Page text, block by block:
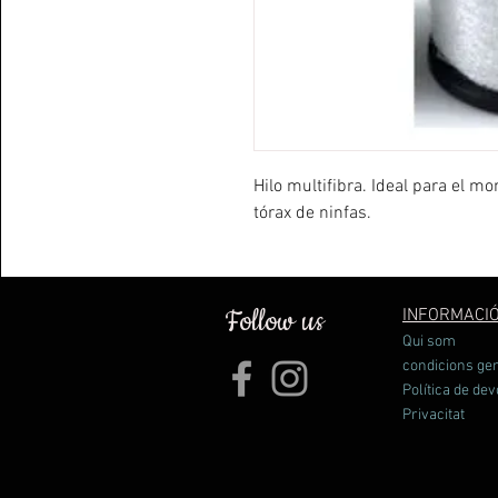
Hilo multifibra. Ideal para el
tórax de ninfas.
Follow us
Qui som
condicions
Política de
Privacitat